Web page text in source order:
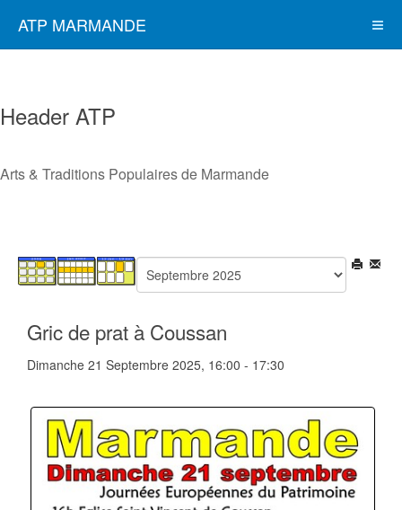
ATP MARMANDE
Header ATP
Arts & Traditions Populaires de Marmande
Gric de prat à Coussan
Dimanche 21 Septembre 2025, 16:00 - 17:30